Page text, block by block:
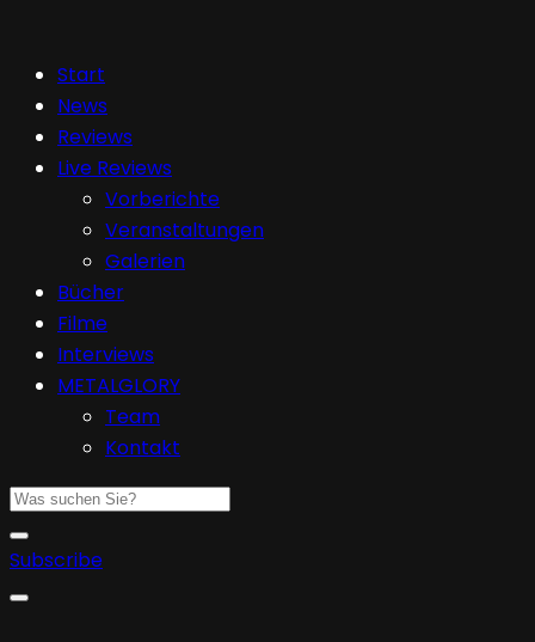
Start
News
Reviews
Live Reviews
Vorberichte
Veranstaltungen
Galerien
Bücher
Filme
Interviews
METALGLORY
Team
Kontakt
Subscribe